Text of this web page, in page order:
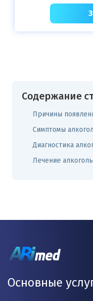
Содержание
Причины
Симптомы
Диагностика
Лечение
Основные